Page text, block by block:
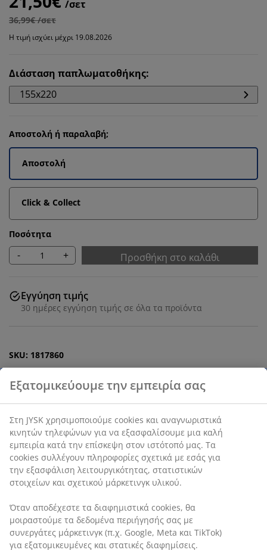
/σετ
36,99€ /σετ
Η τιμή ισχύει μέχρι 19.08.2026
Διάσταση παπλωματοθήκης:
155x220
Αποστολή ή παραλαβή;
Αποστολή
Click & Collect
Ποσότητα
- + Προσθήκη στο καλάθι
Εγγύηση τιμής
30 ημέρες εγγύηση τιμής σε όλα τα προϊόντα
SKU: 1817860
Χαρακτηριστικά προϊόντος
Αξιολογήσεις
(0)
Αποστολή